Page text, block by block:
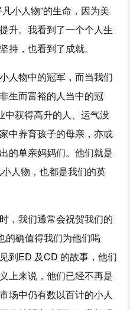
小人物”的生命，因为美
升。我看到了一个个人生
持，也看到了成就。
人物中的冠军，而当我们
生而富裕的人当中的冠
中获得高升的人、运气没
中养育孩子的母亲，亦或
的单亲妈妈们。他们就是
人物，也都是我们的英
，我们通常会祝贺我们的
的确值得我们为他们喝
到ED 及CD 的故事，他们
上来说，他们已经不再是
场中仍有数以百计的小人